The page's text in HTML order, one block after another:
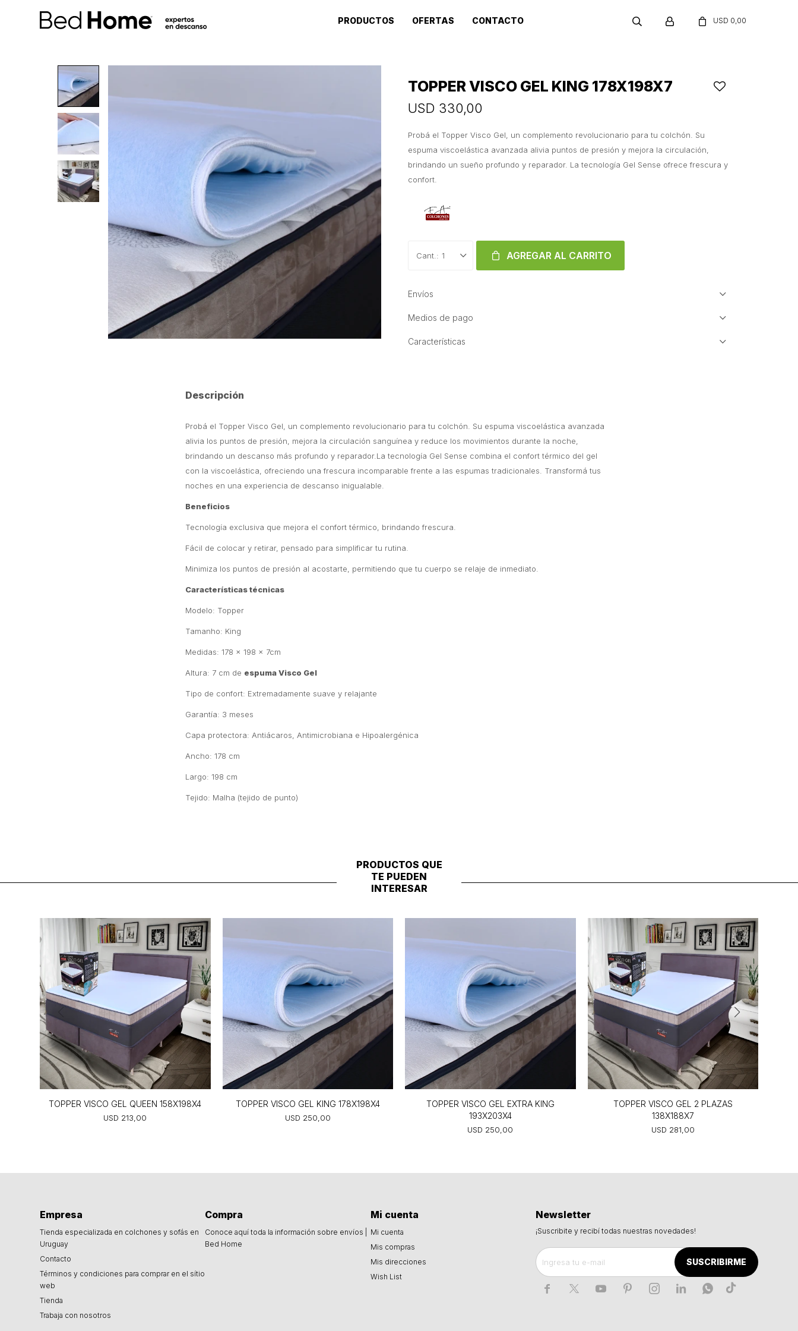
PRODUCTOS OFERTAS CONTACTO USD 0,00
TOPPER VISCO GEL KING 178X198X7
USD 330,00
Probá el Topper Visco Gel, un complemento revolucionario para tu colchón. Su
espuma viscoelástica avanzada alivia puntos de presión y mejora la circulación,
brindando un sueño profundo y reparador. La tecnología Gel Sense ofrece frescura y
confort.
1 AGREGAR AL CARRITO
Envíos
Medios de pago
Características
Descripción
Probá el Topper Visco Gel, un complemento revolucionario para tu colchón. Su espuma viscoelástica avanzada
alivia los puntos de presión, mejora la circulación sanguínea y reduce los movimientos durante la noche,
brindando un descanso más profundo y reparador.La tecnología Gel Sense combina el confort térmico del gel
con la viscoelástica, ofreciendo una frescura incomparable frente a las espumas tradicionales. Transformá tus
noches en una experiencia de descanso inigualable.
Beneficios
Tecnología exclusiva que mejora el confort térmico, brindando frescura.
Fácil de colocar y retirar, pensado para simplificar tu rutina.
Minimiza los puntos de presión al acostarte, permitiendo que tu cuerpo se relaje de inmediato.
Características técnicas
Modelo: Topper
Tamanho: King
Medidas: 178 x 198 x 7cm
Altura: 7 cm de espuma Visco Gel
Tipo de confort: Extremadamente suave y relajante
Garantía: 3 meses
Capa protectora: Antiácaros, Antimicrobiana e Hipoalergénica
Ancho: 178 cm
Largo: 198 cm
Tejido: Malha (tejido de punto)
PRODUCTOS QUE
TE PUEDEN
INTERESAR
TOPPER VISCO GEL QUEEN 158X198X4
USD 213,00
TOPPER VISCO GEL KING 178X198X4
USD 250,00
TOPPER VISCO GEL EXTRA KING
193X203X4
USD 250,00
TOPPER VISCO GEL 2 PLAZAS
138X188X7
USD 281,00
Empresa
Tienda especializada en colchones y sofás en
Uruguay
Contacto
Términos y condiciones para comprar en el sítio
web
Tienda
Trabaja con nosotros
Compra
Conoce aquí toda la información sobre envíos |
Bed Home
Mi cuenta
Mi cuenta
Mis compras
Mis direcciones
Wish List
Newsletter
¡Suscribite y recibí todas nuestras novedades!
SUSCRIBIRME
      